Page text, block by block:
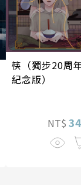
筷（獨步20周
紀念版）
NT$